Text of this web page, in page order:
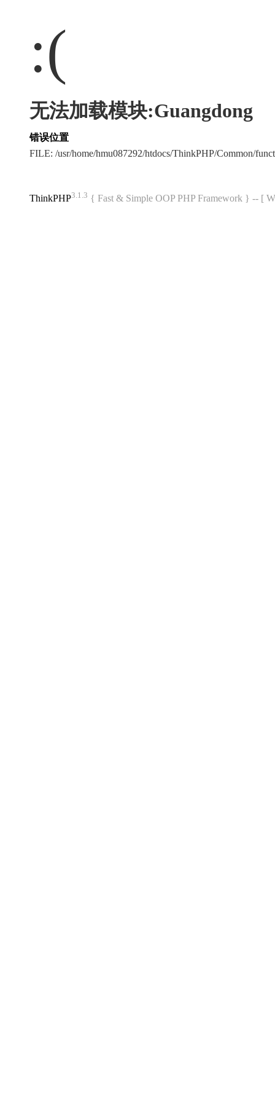
:(
无法加载模块:Guangdong
错误位置
FILE: /usr/home/hmu087292/htdocs/ThinkPHP/Common/
ThinkPHP3.1.3 { Fast & Simple OOP PHP Framework } -- [